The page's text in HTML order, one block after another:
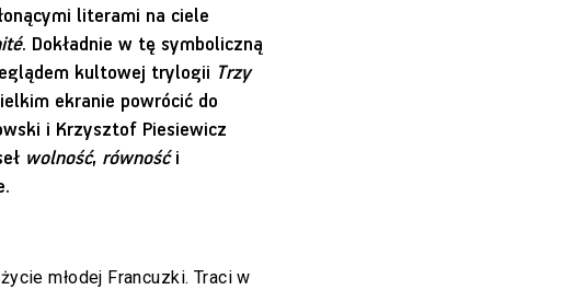
literami na ciele
. Dokładnie w tę symboliczną
kultowej trylogii Trzy
ekranie powrócić do
i Krzysztof Piesiewicz
wolność, równośći
młodej Francuzki. Traci w